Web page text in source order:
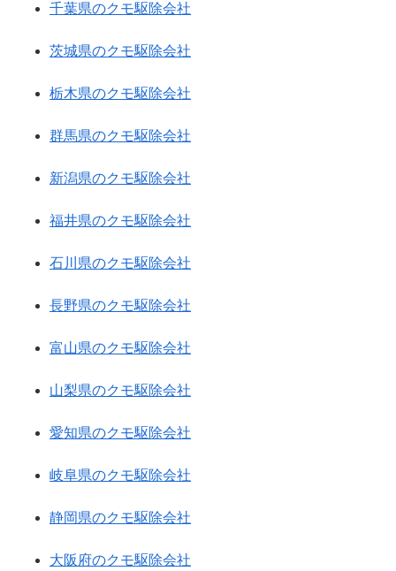
千葉県のクモ駆除会社
茨城県のクモ駆除会社
栃木県のクモ駆除会社
群馬県のクモ駆除会社
新潟県のクモ駆除会社
福井県のクモ駆除会社
石川県のクモ駆除会社
長野県のクモ駆除会社
富山県のクモ駆除会社
山梨県のクモ駆除会社
愛知県のクモ駆除会社
岐阜県のクモ駆除会社
静岡県のクモ駆除会社
大阪府のクモ駆除会社